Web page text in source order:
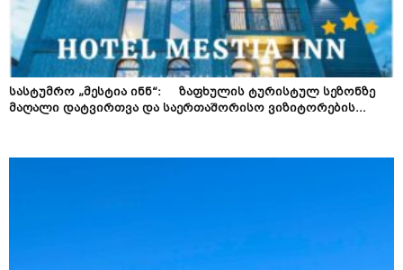
სასტუმრო „მესტია ინნ“: ზაფხულის ტურისტულ სეზონზე
მაღალი დატვირთვა და საერთაშორისო ვიზიტორების...